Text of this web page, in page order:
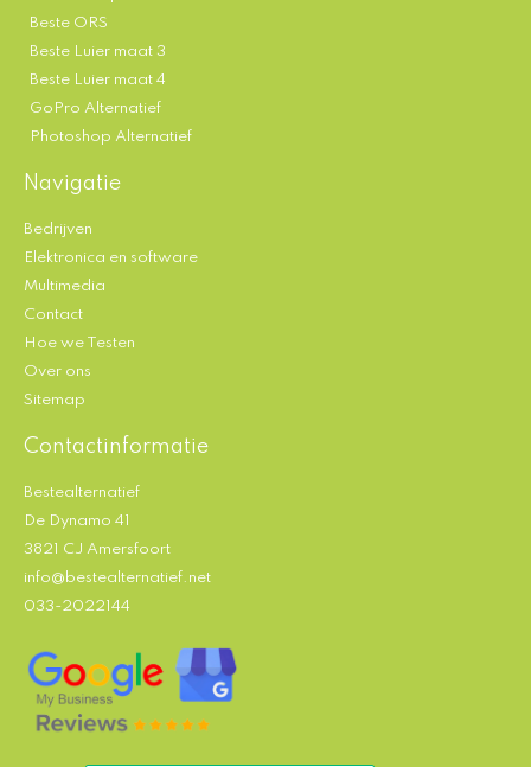
Beste ORS
Beste Luier maat 3
Beste Luier maat 4
GoPro Alternatief
Photoshop Alternatief
Navigatie
Bedrijven
Elektronica en software
Multimedia
Contact
Hoe we Testen
Over ons
Sitemap
Contactinformatie
Bestealternatief
De Dynamo 41
3821 CJ Amersfoort
info@bestealternatief.net
033-2022144